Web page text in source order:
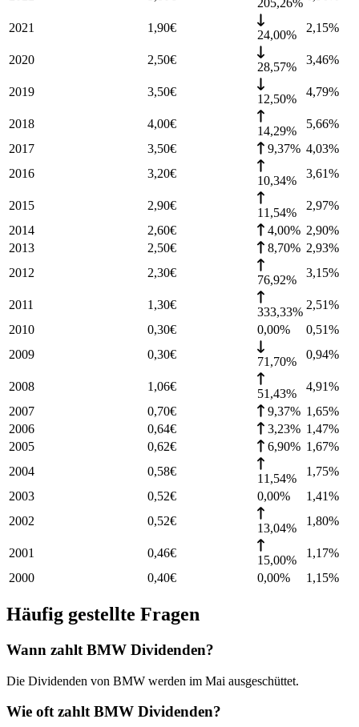
205,26%
2021 1,90€
24,00%
2,15%
2020 2,50€
28,57%
3,46%
2019 3,50€
12,50%
4,79%
2018 4,00€
14,29%
5,66%
2017
3,50€ 9,37% 4,03%
2016
3,20€
10,34%
3,61%
2015 2,90€
11,54%
2,97%
2014
2,60€ 4,00% 2,90%
2013
2,50€ 8,70% 2,93%
2012
2,30€
76,92%
3,15%
2011 1,30€
333,33%
2,51%
2010
0,30€ 0,00% 0,51%
2009
0,30€
71,70%
0,94%
2008 1,06€
51,43%
4,91%
2007
0,70€ 9,37% 1,65%
2006
0,64€ 3,23% 1,47%
2005
0,62€ 6,90% 1,67%
2004
0,58€
11,54%
1,75%
2003
0,52€ 0,00% 1,41%
2002
0,52€
13,04%
1,80%
2001 0,46€
15,00%
1,17%
2000
0,40€ 0,00% 1,15%
Häufig gestellte Fragen
Wann zahlt BMW Dividenden?
Die Dividenden von BMW werden im Mai ausgeschüttet.
Wie oft zahlt BMW Dividenden?